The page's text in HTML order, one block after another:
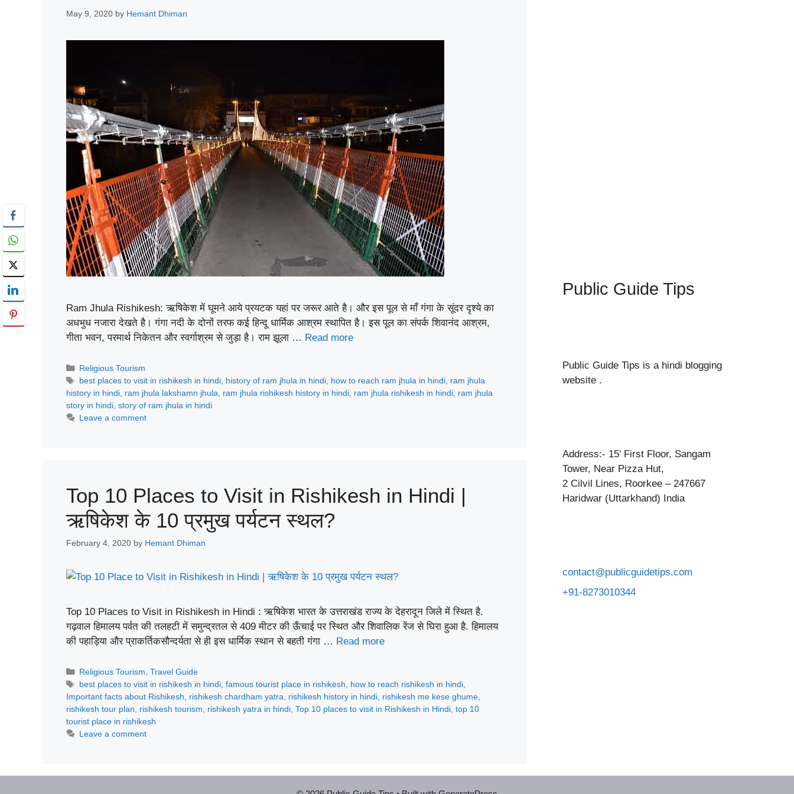
May 9, 2020 by Hemant Dhiman
Ram Jhula Rishikesh: ऋषिकेश में घूमने आये प्रयटक यहां पर जरूर आते है। और इस पूल से माँ गंगा के सूंदर दृश्ये का
अधभुध नजारा देखते है। गंगा नदी के दोनों तरफ कई हिन्दू धार्मिक आश्रम स्थापित है। इस पूल का संपर्क शिवानंद आश्रम,
गीता भवन, परमार्थ निकेतन और स्वर्गाश्रम से जुड़ा है। राम झूला … Read more
Categories
Religious Tourism
Tags
best places to visit in rishikesh in hindi, history of ram jhula in hindi, how to reach ram jhula in hindi, ram jhula
history in hindi ram jhula lakshamn jhula ram jhula rishikesh history in hindi ram jhula rishikesh in hindi ram jhula
story in hindi story of ram jhula in hindi
Leave a comment
Top 10 Places to Visit in Rishikesh in Hindi |
ऋषिकेश के 10 प्रमुख पर्यटन स्थल?
February 4, 2020 by Hemant Dhiman
Top 10 Places to Visit in Rishikesh in Hindi : ऋषिकेश भारत के उत्तराखंड राज्य के देहरादून जिले में स्थित है.
गढ़वाल हिमालय पर्वत की तलहटी में समुन्द्रतल से 409 मीटर की ऊँचाई पर स्थित और शिवालिक रेंज से घिरा हुआ है. हिमालय
की पहाड़िया और प्राकर्तिकसौन्दर्यता से ही इस धार्मिक स्थान से बहती गंगा … Read more
Categories
Religious Tourism, Travel Guide
Tags
best places to visit in rishikesh in hindi, famous tourist place in rishikesh, how to reach rishikesh in hindi,
Important facts about Rishikesh, rishikesh chardham yatra, rishikesh history in hindi, rishikesh me kese ghume,
rishikesh tour plan, rishikesh tourism, rishikesh yatra in hindi, Top 10 places to visit in Rishikesh in Hindi, top 10
tourist place in rishikesh
Leave a comment
Public Guide Tips
Public Guide Tips is a hindi blogging
website .
Address:- 15’ First Floor, Sangam
Tower, Near Pizza Hut,
2 Cilvil Lines, Roorkee – 247667
Haridwar (Uttarkhand) India
contact@publicguidetips.com
+91-8273010344